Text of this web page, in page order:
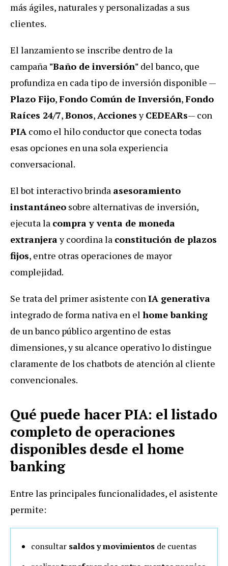
más ágiles, naturales y personalizadas a sus
clientes.
El lanzamiento se inscribe dentro de la
campaña "Baño de inversión" del banco, que
profundiza en cada tipo de inversión disponible —
Plazo Fijo,Fondo Común de Inversión,Fondo
Raíces 24/7,Bonos,AccionesyCEDEARs— con
PIA como el hilo conductor que conecta todas
esas opciones en una sola experiencia
conversacional.
El bot interactivo brinda asesoramiento
instantáneo sobre alternativas de inversión,
ejecuta la compra y venta de moneda
extranjeray coordina la constitución de plazos
fijos, entre otras operaciones de mayor
complejidad.
Se trata del primer asistente conIA generativa
integrado de forma nativa en el home banking
de un banco público argentino de estas
dimensiones, y su alcance operativo lo distingue
claramente de los chatbots de atención al cliente
convencionales.
Qué puede hacer PIA: el listado
completo de operaciones
disponibles desde el home
banking
Entre las principales funcionalidades, el asistente
permite:
consultar saldos y movimientos de cuentas